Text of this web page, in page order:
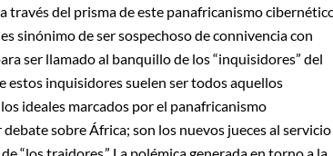
del prisma de este panafricanismo
sinónimo de ser sospechoso de connivencia con
ser llamado al banquillo de los “inquisidores” del
estos inquisidores suelen ser todos aquellos
ideales marcados por el panafricanismo
sobre África; son los nuevos jueces al servicio